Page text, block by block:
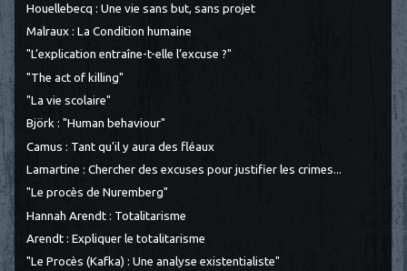
Houellebecq : Une vie sans but, sans projet
Malraux : La Condition humaine
"L’explication entraîne-t-elle l’excuse ?"
"The act of killing"
"La vie scolaire"
Björk : "Human behaviour"
Camus : Tant qu'il y aura des fléaux
Lamartine : Chercher des excuses pour justifier les crimes...
"Le procès de Nuremberg"
Hannah Arendt : Totalitarisme
Arendt : Expliquer le totalitarisme
"Le Procès (Kafka) : Une analyse existentialiste"